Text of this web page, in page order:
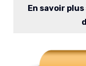
En savoir